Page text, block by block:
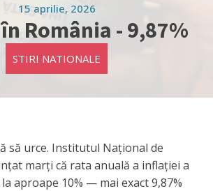
15 aprilie, 2026
România - 9,87%
STIRI NATIONALE
să urce. Institutul Național de
marți că rata anuală a inflației a
aproape 10% — mai exact 9,87%